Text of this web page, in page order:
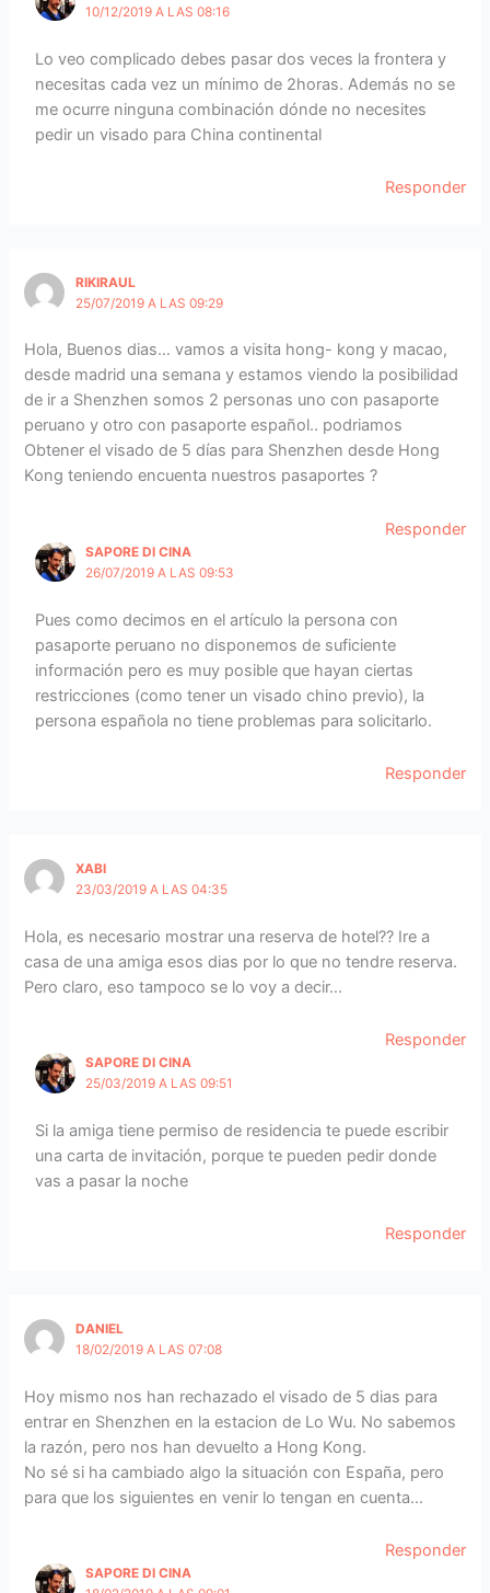
10/12/2019 A LAS 08:16
Lo veo complicado debes pasar dos veces la frontera y
necesitas cada vez un mínimo de 2horas. Además no se
me ocurre ninguna combinación dónde no necesites
pedir un visado para China continental
Responder
RIKIRAUL
25/07/2019 A LAS 09:29
Hola, Buenos dias… vamos a visita hong- kong y macao,
desde madrid una semana y estamos viendo la posibilidad
de ir a Shenzhen somos 2 personas uno con pasaporte
peruano y otro con pasaporte español.. podriamos
Obtener el visado de 5 días para Shenzhen desde Hong
Kong teniendo encuenta nuestros pasaportes ?
Responder
SAPORE DI CINA
26/07/2019 A LAS 09:53
Pues como decimos en el artículo la persona con
pasaporte peruano no disponemos de suficiente
información pero es muy posible que hayan ciertas
restricciones (como tener un visado chino previo), la
persona española no tiene problemas para solicitarlo.
Responder
XABI
23/03/2019 A LAS 04:35
Hola, es necesario mostrar una reserva de hotel?? Ire a
casa de una amiga esos dias por lo que no tendre reserva.
Pero claro, eso tampoco se lo voy a decir…
Responder
SAPORE DI CINA
25/03/2019 A LAS 09:51
Si la amiga tiene permiso de residencia te puede escribir
una carta de invitación, porque te pueden pedir donde
vas a pasar la noche
Responder
DANIEL
18/02/2019 A LAS 07:08
Hoy mismo nos han rechazado el visado de 5 dias para
entrar en Shenzhen en la estacion de Lo Wu. No sabemos
la razón, pero nos han devuelto a Hong Kong.
No sé si ha cambiado algo la situación con España, pero
para que los siguientes en venir lo tengan en cuenta…
Responder
SAPORE DI CINA